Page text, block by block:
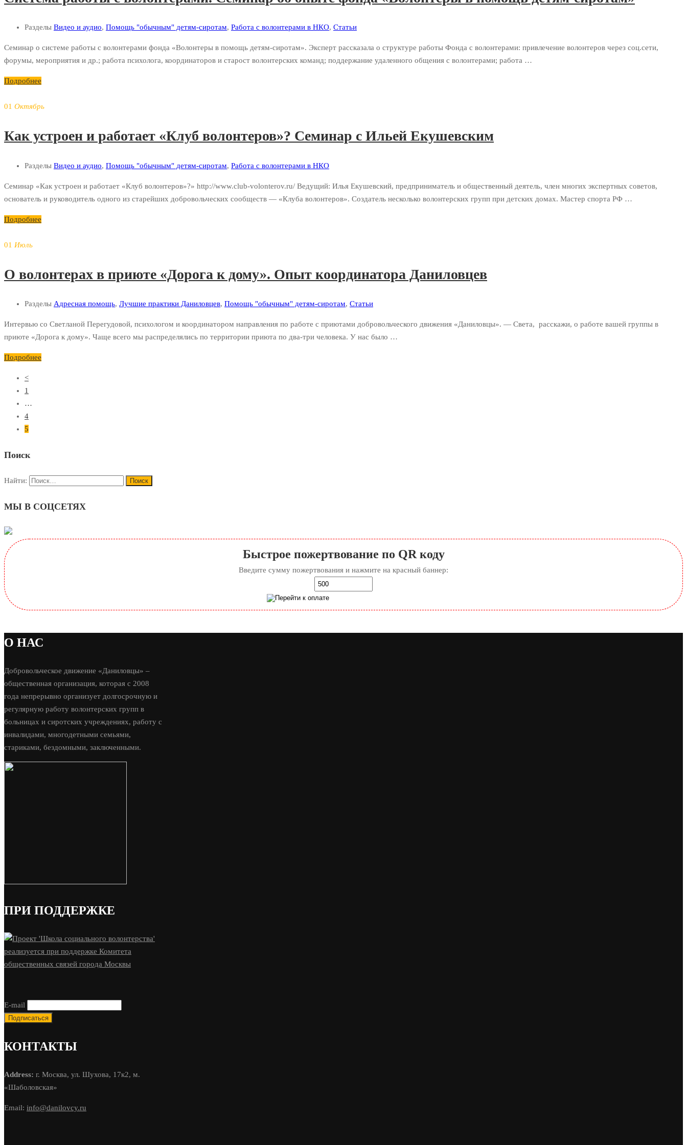
Разделы Видео и аудио, Помощь "обычным" детям-сиротам, Работа с волонтерами в НКО, Статьи
Семинар о системе работы с волонтерами фонда «Волонтеры в помощь детям-сиротам». Эксперт рассказала о структуре работы Фонда с волонтерами: привлечение волонтеров через соц.сети,
форумы, мероприятия и др.; работа психолога, координаторов и старост волонтерских команд; поддержание удаленного общения с волонтерами; работа …
Подробнее
01 Октябрь
Как устроен и работает «Клуб волонтеров»? Семинар с Ильей Екушевским
Разделы Видео и аудио, Помощь "обычным" детям-сиротам, Работа с волонтерами в НКО
Семинар «Как устроен и работает «Клуб волонтеров»?» http://www.club-volonterov.ru/ Ведущий: Илья Екушевский, предприниматель и общественный деятель, член многих экспертных советов,
основатель и руководитель одного из старейших добровольческих сообществ — «Клуба волонтеров». Создатель несколько волонтерских групп при детских домах. Мастер спорта РФ …
Подробнее
01 Июль
О волонтерах в приюте «Дорога к дому». Опыт координатора Даниловцев
Разделы Адресная помощь, Лучшие практики Даниловцев, Помощь "обычным" детям-сиротам, Статьи
Интервью со Светланой Перегудовой, психологом и координатором направления по работе с приютами добровольческого движения «Даниловцы». — Света, расскажи, о работе вашей группы в
приюте «Дорога к дому». Чаще всего мы распределялись по территории приюта по два-три человека. У нас было …
Подробнее
<
1
…
4
5
Поиск
Найти:
МЫ В СОЦСЕТЯХ
Быстрое пожертвование по QR коду
Введите сумму пожертвования и нажмите на красный баннер:
О НАС
Добровольческое движение «Даниловцы» –
общественная организация, которая с 2008
года непрерывно организует долгосрочную и
регулярную работу волонтерских групп в
больницах и сиротских учреждениях, работу с
инвалидами, многодетными семьями,
стариками, бездомными, заключенными.
ПРИ ПОДДЕРЖКЕ
E-mail
КОНТАКТЫ
Address: г. Москва, ул. Шухова, 17к2, м.
«Шаболовская»
Email: info@danilovcy.ru